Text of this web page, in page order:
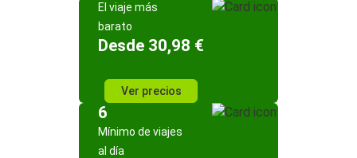
El viaje más
barato
Desde 30,98 €
Ver precios
6
Mínimo de viajes
al día